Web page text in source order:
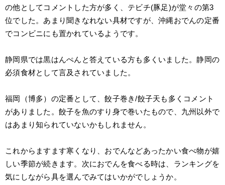
の他としてコメントした方が多く、テビチ(豚足)が堂々の第3
位でした。あまり聞きなれない具材ですが、沖縄おでんの定番
でコンビニにも置かれているようです。
静岡県では黒はんぺんと答えている方も多くいました。静岡の
必須食材として言及されていました。
福岡（博多）の定番として、餃子巻き/餃子天も多くコメント
がありました。餃子を魚のすり身で巻いたもので、九州以外で
はあまり知られていないかもしれません。
これからますます寒くなり、おでんなどあったかい食べ物が嬉
しい季節が続きます。次におでんを食べる時は、ランキングを
気にしながら具を選んでみてはいかがでしょうか。